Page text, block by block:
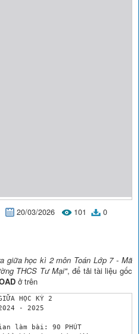
20/03/2026 101 0
giữa học kì 2 môn Toán Lớp 7 - Mã
THCS Tư Mại", để tải tài liệu gốc
ở trên
HỌC KỲ 2
2024 - 2025
bài: 90 PHÚT